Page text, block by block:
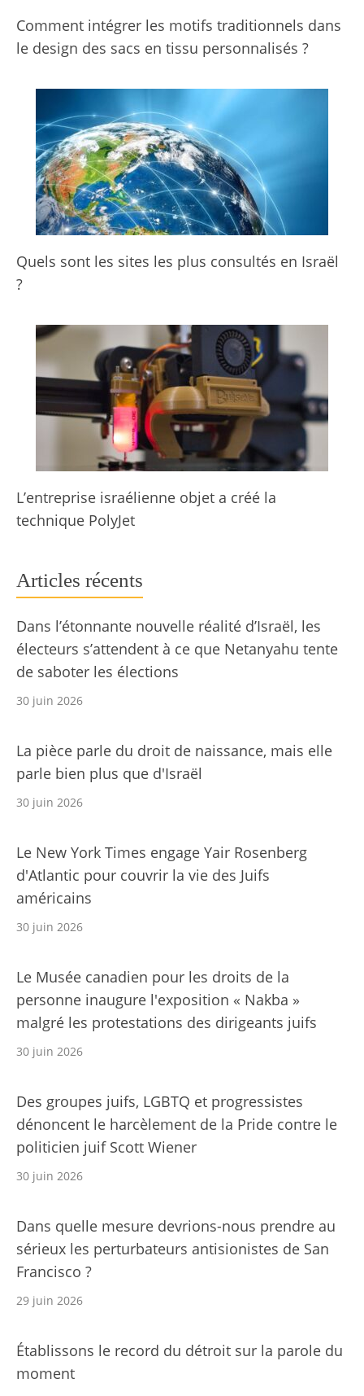
Comment intégrer les motifs traditionnels dans
le design des sacs en tissu personnalisés ?
Quels sont les sites les plus consultés en Israël
?
L’entreprise israélienne objet a créé la
technique PolyJet
Articles récents
Dans l’étonnante nouvelle réalité d’Israël, les
électeurs s’attendent à ce que Netanyahu tente
de saboter les élections
30 juin 2026
La pièce parle du droit de naissance, mais elle
parle bien plus que d'Israël
30 juin 2026
Le New York Times engage Yair Rosenberg
d'Atlantic pour couvrir la vie des Juifs
américains
30 juin 2026
Le Musée canadien pour les droits de la
personne inaugure l'exposition « Nakba »
malgré les protestations des dirigeants juifs
30 juin 2026
Des groupes juifs, LGBTQ et progressistes
dénoncent le harcèlement de la Pride contre le
politicien juif Scott Wiener
30 juin 2026
Dans quelle mesure devrions-nous prendre au
sérieux les perturbateurs antisionistes de San
Francisco ?
29 juin 2026
Établissons le record du détroit sur la parole du
moment